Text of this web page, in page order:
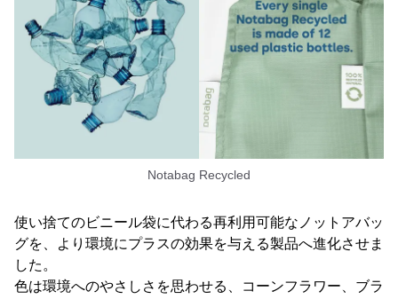
Notabag Recycled
使い捨てのビニール袋に代わる再利用可能なノットアバッ
グを、より環境にプラスの効果を与える製品へ進化させま
した。
色は環境へのやさしさを思わせる、コーンフラワー、ブラ